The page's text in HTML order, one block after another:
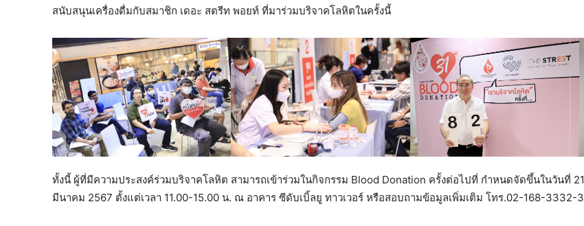
สนับสนุนเครื่องดื่มกับสมาชิก เดอะ สตรีท พอยท์ ที่มาร่วมบริจาคโลหิตในครั้งนี้
ทั้งนี้ ผู้ที่มีความประสงค์ร่วมบริจาคโลหิต สามารถเข้าร่วมในกิจกรรม Blood Donation ครั้งต่อไปที่ กำหนดจัดขึ้นในวันที่ 21
มีนาคม 2567 ตั้งแต่เวลา 11.00-15.00 น. ณ อาคาร ซีดับเบิ้ลยู ทาวเวอร์ หรือสอบถามข้อมูลเพิ่มเติม โทร.02-168-3332-3